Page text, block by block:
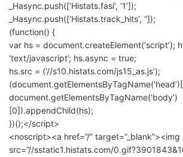
_Hasync.push([‘Histats.fasi’, ‘1’]);
_Hasync.push([‘Histats.track_hits’, ”]);
(function() {
var hs = document.createElement(‘script’);
‘text/javascript’; hs.async = true;
hs.src = (‘//s10.histats.com/js15_as.js’);
document.getElementsByTagName(‘body’)
[0]).appendChild(hs);
})();</script>
<noscript><a href=”/” target=”_blank”><img
src=”//sstatic1.histats.com/